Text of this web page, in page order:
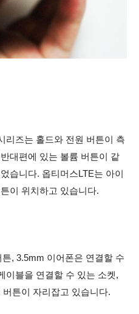
리즈는 홀드와 전원 버튼이 측
대편에 있는 볼륨 버튼이 같
습니다. 옵티머스LTE는 아이
이 위치하고 있습니다.
, 3.5mm 이어폰은 연결할 수
이블을 연결할 수 있는 소켓,
튼이 자리잡고 있습니다.